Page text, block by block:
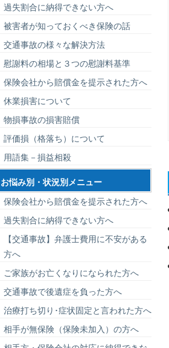
過失割合に納得できない方へ
被害者が知っておくべき保険の話
交通事故の様々な解決方法
慰謝料の相場と３つの慰謝料基準
保険会社から賠償金を提示された方へ
休業損害について
物損事故の損害賠償
評価損（格落ち）について
用語集－損益相殺
お悩み別・状況別メニュー
保険会社から賠償金を提示された方へ
過失割合に納得できない方へ
【交通事故】弁護士費用に不安がある
方へ
ご家族がお亡くなりになられた方へ
交通事故で後遺症を負った方へ
治療打ち切り･症状固定と言われた方へ
相手が無保険（保険未加入）の方へ